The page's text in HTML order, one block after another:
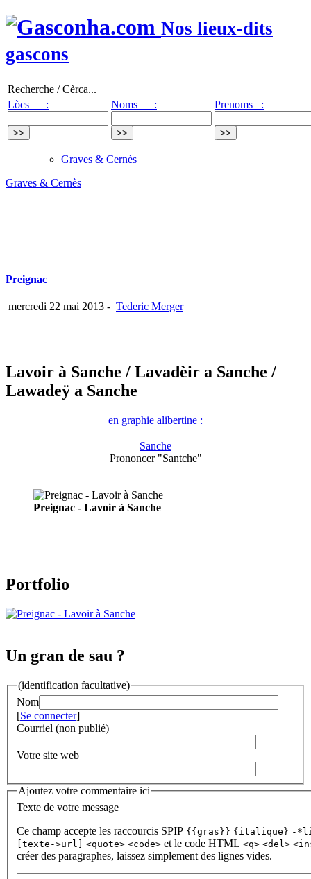
Nos lieux-dits
gascons
Recherche / Cèrca...
Lòcs :
Noms : Prenoms :
Graves & Cernès
Graves & Cernès
Preignac
mercredi 22 mai 2013 - Tederic Merger
Lavoir à Sanche / Lavadèir a Sanche /
Lawadeÿ a Sanche
en graphie alibertine :
Sanche
Prononcer "Santche"
Preignac - Lavoir à Sanche
Portfolio
Un gran de sau ?
(identification facultative)
Nom
[Se connecter]
Courriel (non publié)
Votre site web
Ajoutez votre commentaire ici
Texte de votre message
Ce champ accepte les raccourcis SPIP {{gras}} {italique} -
[texte->url]
<quote> <code> et le code HTML <q> <del>
créer des paragraphes, laissez simplement des lignes vides.